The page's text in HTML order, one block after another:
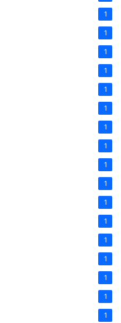
1
1
1
1
1
1
1
1
1
1
1
1
1
1
1
1
1